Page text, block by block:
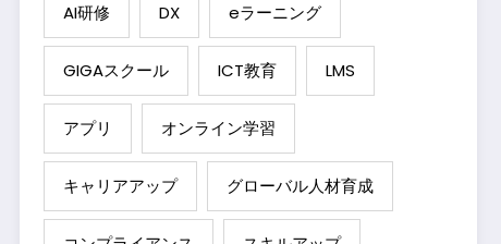
AI研修 DX eラーニング
GIGAスクール ICT教育 LMS
アプリ オンライン学習
キャリアアップ グローバル人材育成